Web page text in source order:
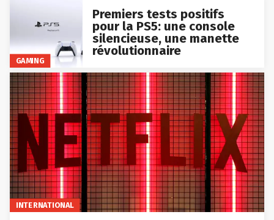
GAMING
Premiers tests positifs
pour la PS5: une console
silencieuse, une manette
révolutionnaire
INTERNATIONAL